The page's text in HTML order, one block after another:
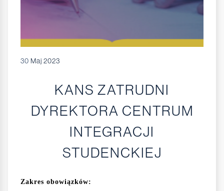
30 Maj 2023
KANS ZATRUDNI
DYREKTORA CENTRUM
INTEGRACJI
STUDENCKIEJ
Zakres obowiązków: